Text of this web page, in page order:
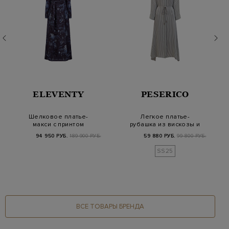
ELEVENTY
Шелковое платье-
макси с принтом
Ramage и поясом в
тон
94 950 РУБ. 189 900 РУБ.
PESERICO
Легкое платье-
рубашка из вискозы и
шелка в полоску
59 880 РУБ. 99 800 РУБ.
SS25
ВСЕ ТОВАРЫ БРЕНДА